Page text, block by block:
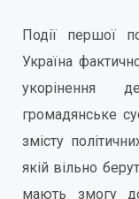
Події першої
Україна
укорінення
громадянське
змісту
якій вільно
мають змогу